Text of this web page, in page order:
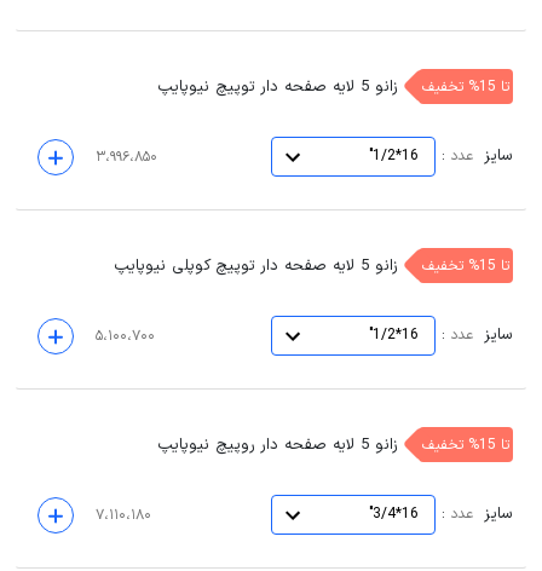
تا 15% تخفیف زانو 5 لایه صفحه دار توپیچ نیوپایپ
سایز عدد :
16*1/2" ۳،۹۹۶،۸۵۰
تا 15% تخفیف زانو 5 لایه صفحه دار توپیچ کوپلی نیوپایپ
سایز عدد :
16*1/2" ۵،۱۰۰،۷۰۰
تا 15% تخفیف زانو 5 لایه صفحه دار روپیچ نیوپایپ
سایز عدد :
16*3/4" ۷،۱۱۰،۱۸۰